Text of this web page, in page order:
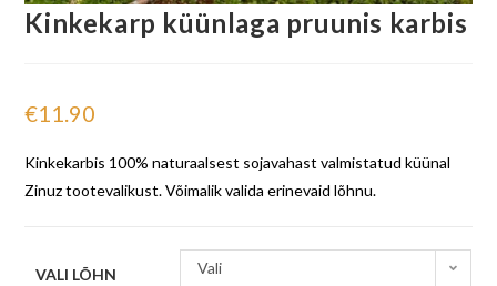
Kinkekarp küünlaga pruunis karbis
€11.90
Kinkekarbis 100% naturaalsest sojavahast valmistatud küünal
Zinuz tootevalikust. Võimalik valida erinevaid lõhnu.
VALI LÕHN Vali